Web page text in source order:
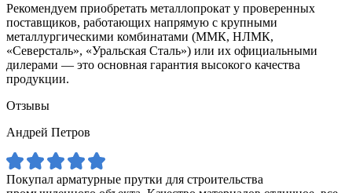
Рекомендуем приобретать металлопрокат у проверенных
поставщиков, работающих напрямую с крупными
металлургическими комбинатами (ММК, НЛМК,
«Северсталь», «Уральская Сталь») или их официальными
дилерами — это основная гарантия высокого качества
продукции.
Отзывы
Андрей Петров
Покупал арматурные прутки для строительства